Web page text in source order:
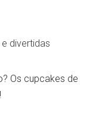
divertidas
Os cupcakes de